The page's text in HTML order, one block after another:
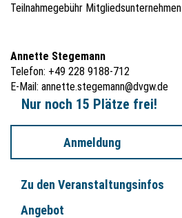
Teilnahmegebühr Mitgliedsunternehmen
Annette Stegemann
Telefon: +49 228 9188-712
E-Mail: annette.stegemann@dvgw.de
Nur noch 15 Plätze frei!
Anmeldung
Zu den Veranstaltungsinfos
Angebot